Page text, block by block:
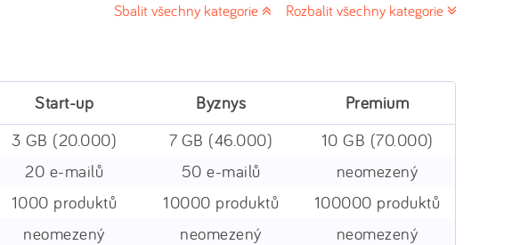
Sbalit všechny kategorie Rozbalit všechny kategorie
Start-up Byznys
Premium
3 GB (20.000) 7 GB (46.000)
10 GB (70.000)
20 e-mailů 50 e-mailů
neomezený
1000 produktů 10000 produktů
100000 produktů
neomezený neomezený
neomezený